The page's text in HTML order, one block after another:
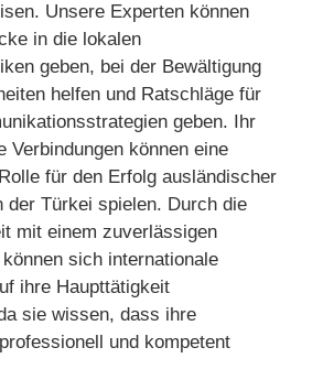
Unsere Experten können
in die lokalen
geben, bei der Bewältigung
helfen und Ratschläge für
geben. Ihr
Verbindungen können eine
für den Erfolg ausländischer
der Türkei spielen. Durch die
mit einem zuverlässigen
sich internationale
ihre Haupttätigkeit
sie wissen, dass ihre
und kompetent